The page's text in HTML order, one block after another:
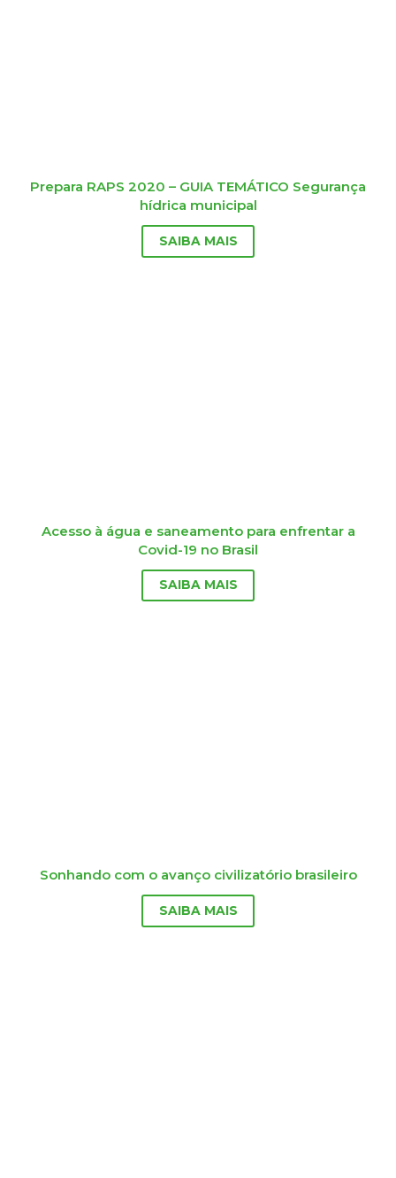
Prepara RAPS 2020 – GUIA TEMÁTICO Segurança
hídrica municipal
SAIBA MAIS
Acesso à água e saneamento para enfrentar a
Covid-19 no Brasil
SAIBA MAIS
Sonhando com o avanço civilizatório brasileiro
SAIBA MAIS